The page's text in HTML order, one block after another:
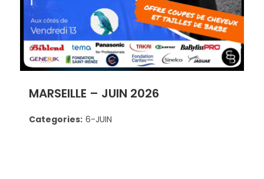
MARSEILLE – JUIN 2026
Categories: 6-JUIN